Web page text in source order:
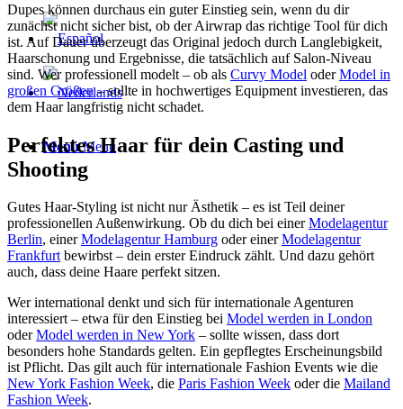
Menú Menú
Dupes können durchaus ein guter Einstieg sein, wenn du dir
zunächst nicht sicher bist, ob der Airwrap das richtige Tool für dich
ist. Auf Dauer überzeugt das Original jedoch durch Langlebigkeit,
Haarschonung und Ergebnisse, die tatsächlich auf Salon-Niveau
sind. Wer professionell modelt – ob als Curvy Model oderModel in
großen Größen– sollte in hochwertiges Equipment investieren, das
dem Haar langfristig nicht schadet.
Perfektes Haar für dein Casting und
Shooting
Gutes Haar-Styling ist nicht nur Ästhetik – es ist Teil deiner
professionellen Außenwirkung. Ob du dich bei einerModelagentur
Berlin, einerModelagentur Hamburg oder einerModelagentur
Frankfurtbewirbst – dein erster Eindruck zählt. Und dazu gehört
auch, dass deine Haare perfekt sitzen.
Wer international denkt und sich für internationale Agenturen
interessiert – etwa für den Einstieg bei Model werden in London
oderModel werden in New York – sollte wissen, dass dort
besonders hohe Standards gelten. Ein gepflegtes Erscheinungsbild
ist Pflicht. Das gilt auch für internationale Fashion Events wie die
New York Fashion Week, die Paris Fashion Week oder die Mailand
Fashion Week.